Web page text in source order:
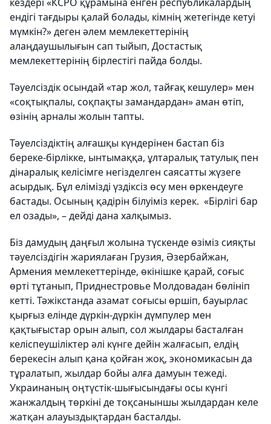
ендігі тағдыры қалай болады, кімнің жетегінде кетуі
мүмкін?» деген әлем мемлекеттерінің
алаңдаушылығын сап тыйып, Достастық
мемлекеттерінің бірлестігі пайда болды.
Тәуелсіздік осындай «тар жол, тайғақ кешулер» мен
«соқтықпалы, соқпақты замандардан» аман өтіп,
өзінің арналы жолын тапты.
Тәуелсіздіктің алғашқы күндерінен бастап біз
береке-бірлікке, ынтымаққа, ұлтаралық татулық пен
дінаралық келісімге негізделген саясатты жүзеге
асырдық. Бұл елімізді үздіксіз өсу мен өркендеуге
бастады. Осының қадірін білуіміз керек. «Бірлігі бар
ел озады», – дейді дана халқымыз.
Біз дамудың даңғыл жолына түскенде өзіміз сияқты
тәуелсіздігін жариялаған Грузия, Әзербайжан,
Армения мемлекеттерінде, өкінішке қарай, соғыс
өрті тұтанып, Приднестровье Молдовадан бөлініп
кетті. Тәжікстанда азамат соғысы өршіп, бауырлас
қырғыз елінде дүркін-дүркін дүмпулер мен
қақтығыстар орын алып, сол жылдары басталған
келіспеушіліктер әлі күнге дейін жалғасып, елдің
берекесін алып қана қойған жоқ, экономикасын да
тұралатып, жылдар бойы алға дамуын тежеді.
Украинаның оңтүстік-шығысындағы осы күнгі
жанжалдың төркіні де тоқсаныншы жылдардан келе
жатқан алауыздықтардан басталды.